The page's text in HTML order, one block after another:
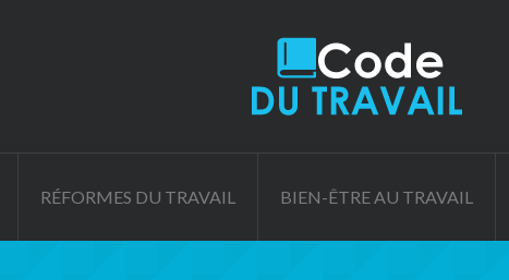
RÉFORMES DU TRAVAIL BIEN-ÊTRE AU TRAVAIL